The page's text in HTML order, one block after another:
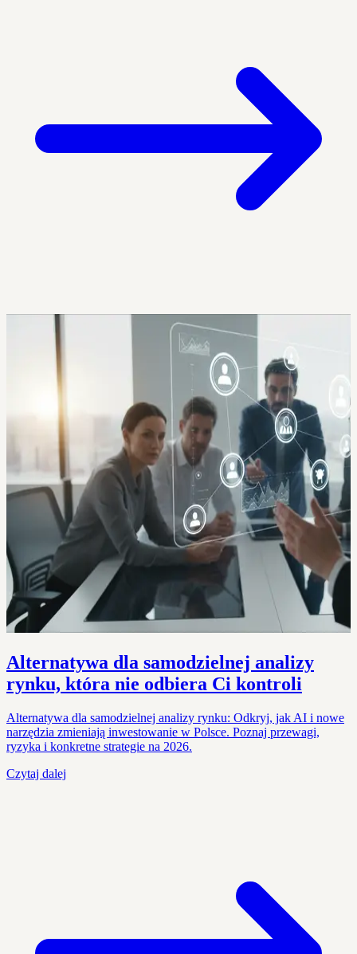
Alternatywa dla samodzielnej analizy
rynku, która nie odbiera Ci kontroli
Alternatywa dla samodzielnej analizy rynku: Odkryj, jak AI i nowe
narzędzia zmieniają inwestowanie w Polsce. Poznaj przewagi,
ryzyka i konkretne strategie na 2026.
Czytaj dalej